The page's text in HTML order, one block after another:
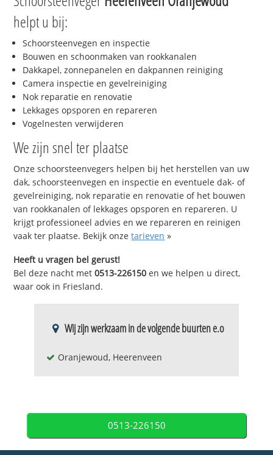
helpt u bij:
Schoorsteenvegen en inspectie
Bouwen en schoonmaken van rookkanalen
Dakkapel, zonnepanelen en dakpannen reiniging
Camera inspectie en gevelreiniging
Nok reparatie en renovatie
Lekkages opsporen en repareren
Vogelnesten verwijderen
We zijn snel ter plaatse
Onze schoorsteenvegers helpen bij het herstellen van uw
dak, schoorsteenvegen en inspectie en eventuele dak- of
gevelreiniging, nok reparatie en renovatie of het bouwen
van rookkanalen of lekkages opsporen en repareren. U
krijgt professioneel advies en we repareren en reinigen
vaak ter plaatse. Bekijk onzetarieven »
Heeft u vragen bel gerust!
Bel deze nacht met0513-226150 en we helpen u direct,
waar ook in Friesland.
Wij zijn werkzaam in de volgende buurten e.o
Oranjewoud, Heerenveen
0513-226150